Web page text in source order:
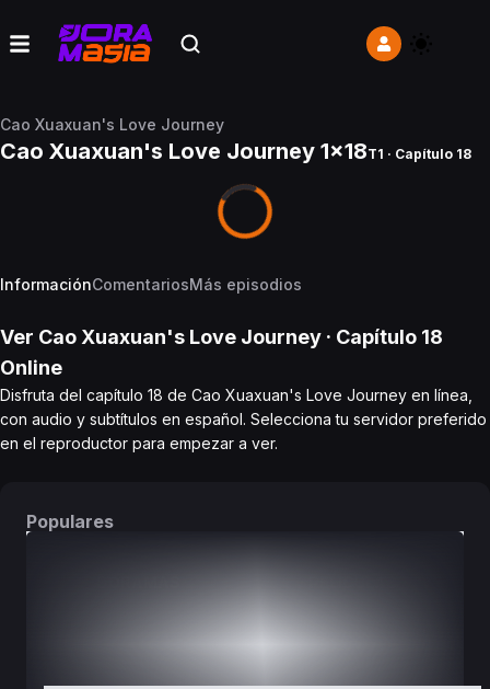
Cao Xuaxuan's Love Journey
Cao Xuaxuan's Love Journey 1x18T1 · Capítulo 18
InformaciónComentariosMás episodios
Ver Cao Xuaxuan's Love Journey · Capítulo 18
Online
Disfruta del capítulo 18 de Cao Xuaxuan's Love Journey en línea,
con audio y subtítulos en español. Selecciona tu servidor preferido
en el reproductor para empezar a ver.
Populares